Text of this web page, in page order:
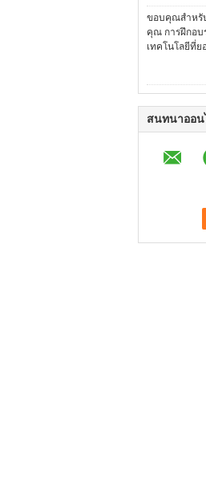
ขอบคุณสำหรั
คุณ การฝึกอ
เทคโนโลยีที่
สนทนาออ